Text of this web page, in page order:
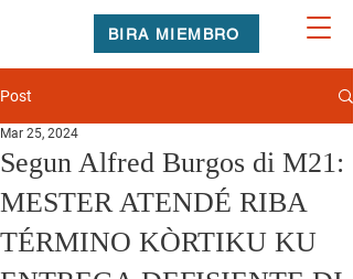
BIRA MIEMBRO
Post
Segun Alfred Burgos di M21:
MESTER ATENDÉ RIBA
TÉRMINO KÒRTIKU KU
Mar 25, 2024